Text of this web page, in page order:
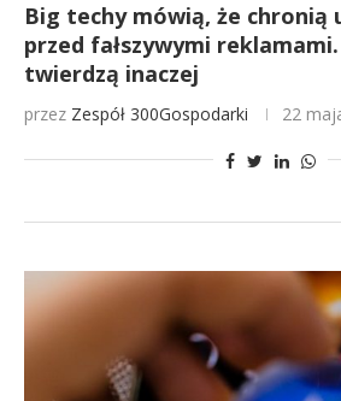
Big techy mówią, że
przed fałszywymi
twierdzą inaczej
przez Zespół 300Gospodarki 22